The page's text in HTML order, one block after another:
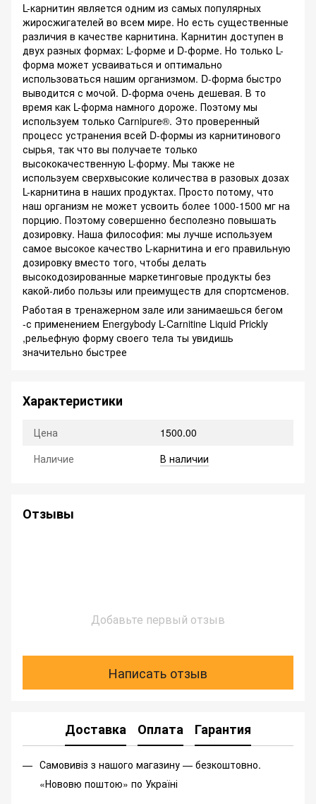
L-карнитин является одним из самых популярных
жиросжигателей во всем мире. Но есть существенные
различия в качестве карнитина. Карнитин доступен в
двух разных формах: L-форме и D-форме. Но только L-
форма может усваиваться и оптимально
использоваться нашим организмом. D-форма быстро
выводится с мочой. D-форма очень дешевая. В то
время как L-форма намного дороже. Поэтому мы
используем только Carnipure®. Это проверенный
процесс устранения всей D-формы из карнитинового
сырья, так что вы получаете только
высококачественную L-форму. Мы также не
используем сверхвысокие количества в разовых дозах
L-карнитина в наших продуктах. Просто потому, что
наш организм не может усвоить более 1000-1500 мг на
порцию. Поэтому совершенно бесполезно повышать
дозировку. Наша философия: мы лучше используем
самое высокое качество L-карнитина и его правильную
дозировку вместо того, чтобы делать
высокодозированные маркетинговые продукты без
какой-либо пользы или преимуществ для спортсменов.
Работая в тренажерном зале или занимаешься бегом
-с применением Energybody L-Carnitine Liquid Prickly
,рельефную форму своего тела ты увидишь
значительно быстрее
Характеристики
Цена
1500.00
Наличие
В наличии
Отзывы
Добавьте первый отзыв
Написать отзыв
Доставка Оплата Гарантия
Самовивіз з нашого магазину — безкоштовно.
«Нововю поштою» по Україні